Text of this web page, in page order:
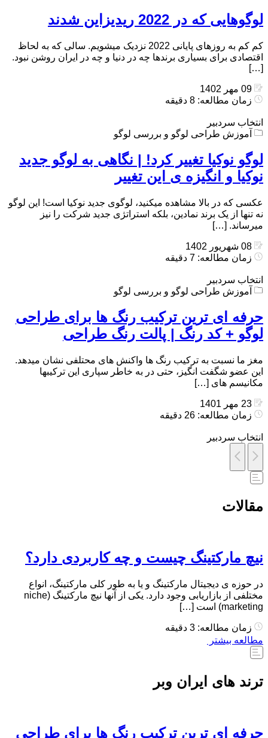
لوگوهایی که در 2022 ریدیزاین شدند
کم کم به روزهای پایانی 2022 نزدیک میشویم. سالی که به لحاظ
اقتصادی برای بسیاری برندها چه در دنیا و چه در ایران روشن نبود.
[…]
زمان مطالعه: 8 دقیقه
انتخاب سردبیر
آموزش طراحی لوگو و بررسی لوگو
لوگو نوکیا تغییر کرد! | نگاهی به لوگو جدید
نوکیا و انگیزه ی این تغییر
عکسی که در بالا مشاهده میکنید، لوگوی جدید نوکیا است! این لوگو
نه تنها از یک برند نمادین، بلکه استراتژی جدید شرکت را نیز
میرساند. […]
زمان مطالعه: 7 دقیقه
انتخاب سردبیر
آموزش طراحی لوگو و بررسی لوگو
حرفه ای ترین ترکیب رنگ ها برای طراحی
لوگو + کد رنگ | پالت رنگ طراحی
مغز ما نسبت به ترکیب رنگ ها واکنش های محتلفی نشان میدهد.
این عضو شگفت انگیز، حتی در به خاطر سپاری این ترکیبها
مکانیسم های […]
زمان مطالعه: 26 دقیقه
انتخاب سردبیر
مقالات
نیچ مارکتینگ چیست و چه کاربردی دارد؟
در حوزه ی دیجیتال مارکتینگ و یا به طور کلی مارکتینگ، انواع
مختلفی از بازاریابی وجود دارد. یکی از آنها نیچ مارکتینگ (niche
marketing) است […]
زمان مطالعه: 3 دقیقه
مطالعه بیشتر
ترند های ایران وبر
حرفه ای ترین ترکیب رنگ ها برای طراحی